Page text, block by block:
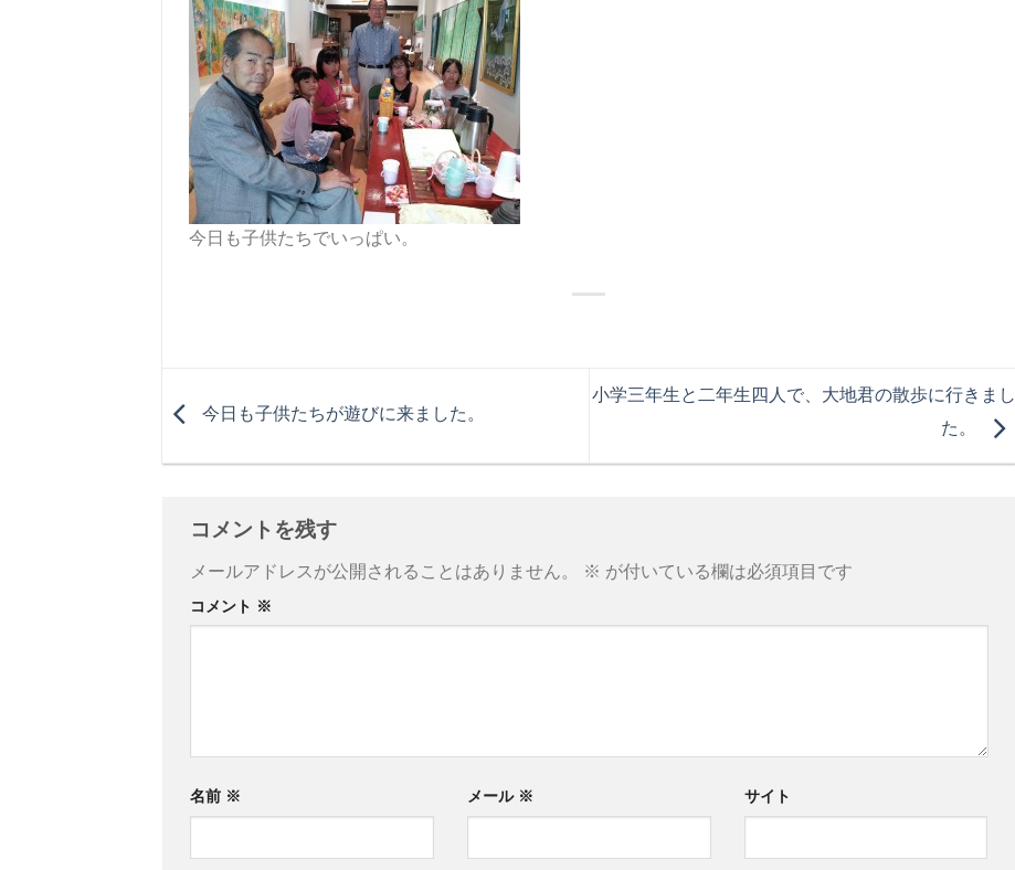
今日も子供たちでいっぱい。
今日も子供たちが遊びに来ました。
小学三年生と二年生四人で、大地君の散歩に行きまし
た。
コメントを残す
メールアドレスが公開されることはありません。 ※ が付いている欄は必須項目です
コメント ※
名前 ※ メール ※ サイト